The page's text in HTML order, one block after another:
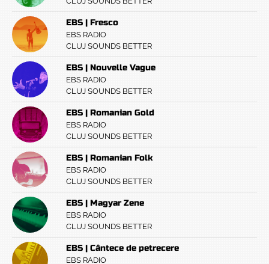
EBS | Fresco
EBS RADIO
CLUJ SOUNDS BETTER
EBS | Nouvelle Vague
EBS RADIO
CLUJ SOUNDS BETTER
EBS | Romanian Gold
EBS RADIO
CLUJ SOUNDS BETTER
EBS | Romanian Folk
EBS RADIO
CLUJ SOUNDS BETTER
EBS | Magyar Zene
EBS RADIO
CLUJ SOUNDS BETTER
EBS | Cântece de petrecere
EBS RADIO